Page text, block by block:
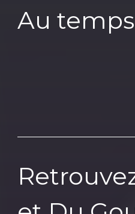
Au